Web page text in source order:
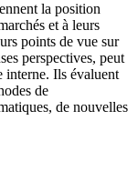
la position
et à leurs
points de vue sur
perspectives, peut
interne. Ils évaluent
de
de nouvelles